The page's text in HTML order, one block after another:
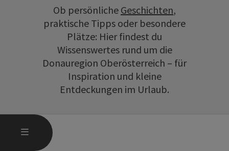
MENÜ
Ob persönliche Geschichten,
praktische Tipps oder besondere
Plätze: Hier findest du
Wissenswertes rund um die
Donauregion Oberösterreich – für
Inspiration und kleine
Entdeckungen im Urlaub.